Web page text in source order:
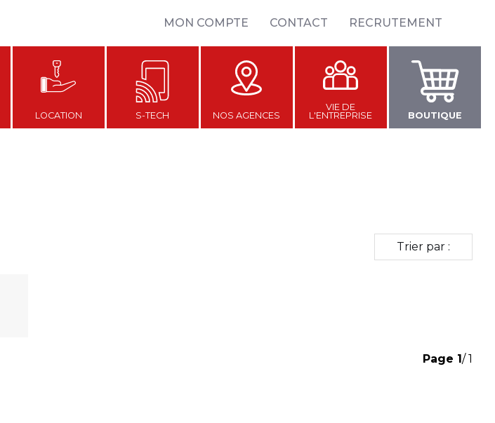
MON COMPTE CONTACT RECRUTEMENT
LOCATION S-TECH NOS AGENCES
VIE DE
L'ENTREPRISE
BOUTIQUE
Trier par :
Page 1/ 1